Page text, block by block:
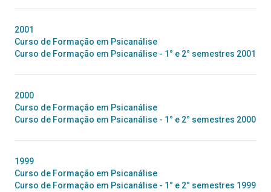
2001
Curso de Formação em Psicanálise
Curso de Formação em Psicanálise - 1° e 2° semestres 2001
2000
Curso de Formação em Psicanálise
Curso de Formação em Psicanálise - 1° e 2° semestres 2000
1999
Curso de Formação em Psicanálise
Curso de Formação em Psicanálise - 1° e 2° semestres 1999